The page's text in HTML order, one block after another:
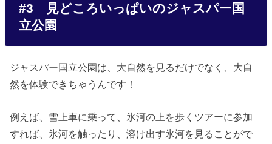
#3 見どころいっぱいのジャスパー国
立公園
ジャスパー国立公園は、大自然を見るだけでなく、大自
然を体験できちゃうんです！
例えば、雪上車に乗って、氷河の上を歩くツアーに参加
すれば、氷河を触ったり、溶け出す氷河を見ることがで